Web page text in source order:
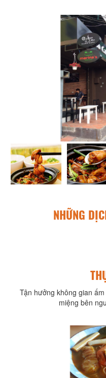
NHỮNG
Tận hưởng không gian
miệng bên